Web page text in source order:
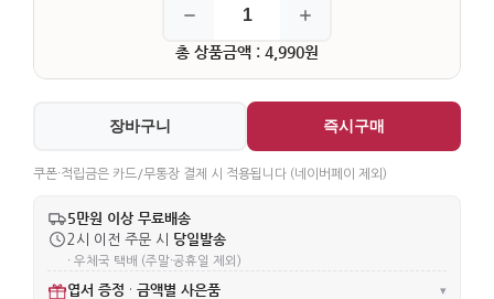
총 상품금액 : 4,990원
장바구니 즉시구매
쿠폰·적립금은 카드/무통장 결제 시 적용됩니다 (네이버페이 제외)
5만원 이상 무료배송
2시 이전 주문 시 당일발송
· 우체국 택배 (주말·공휴일 제외)
엽서 증정 · 금액별 사은품 ▾